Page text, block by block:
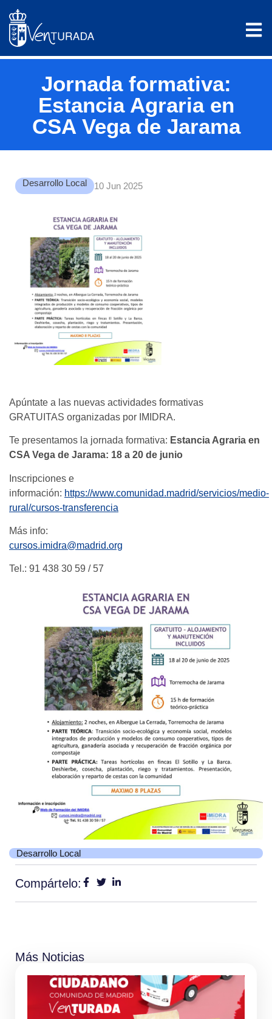
Jornada formativa:
Estancia Agraria en
CSA Vega de Jarama
Desarrollo Local 10 Jun 2025
Apúntate a las nuevas actividades formativas
GRATUITAS organizadas por IMIDRA.
Te presentamos la jornada formativa: Estancia Agraria en
CSA Vega de Jarama: 18 a 20 de junio
Inscripciones e
información: https://www.comunidad.madrid/servicios/medio-
rural/cursos-transferencia
Más info:
cursos.imidra@madrid.org
Tel.: 91 438 30 59 / 57
Desarrollo Local
Compártelo:
Más Noticias